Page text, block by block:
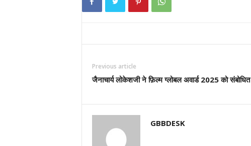
Previous article
जैनाचार्य लोकेशजी ने फ़िल्म ग्लोबल अवार्ड 2025 को संबोधित
GBBDESK